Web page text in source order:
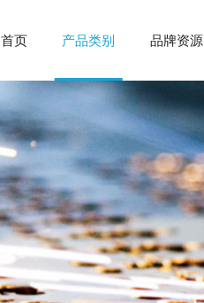
首页 产品类别 品牌资源